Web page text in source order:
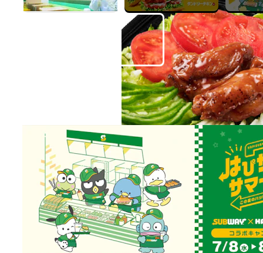
焦がしが入り、味が染みる製法で、鶏もも肉を甘辛の
てり焼きソースで仕上げました。甘辛い味わいです。